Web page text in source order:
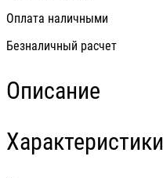
Оплата наличными
Безналичный расчет
Описание
Характеристики